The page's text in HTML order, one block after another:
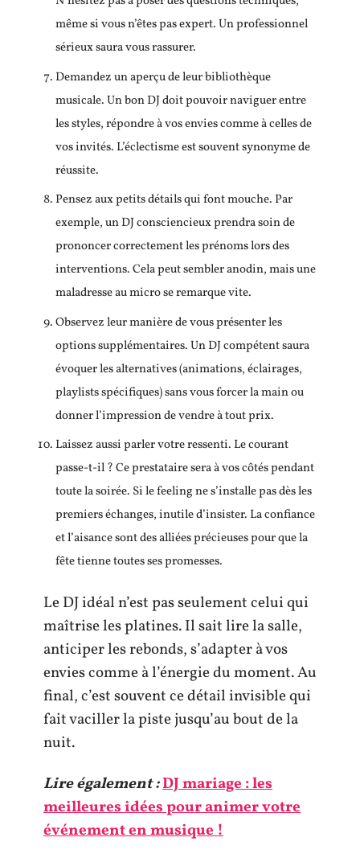
même si vous n’êtes pas expert. Un professionnel
sérieux saura vous rassurer.
Demandez un aperçu de leur bibliothèque
musicale. Un bon DJ doit pouvoir naviguer entre
les styles, répondre à vos envies comme à celles de
vos invités. L’éclectisme est souvent synonyme de
réussite.
Pensez aux petits détails qui font mouche. Par
exemple, un DJ consciencieux prendra soin de
prononcer correctement les prénoms lors des
interventions. Cela peut sembler anodin, mais une
maladresse au micro se remarque vite.
Observez leur manière de vous présenter les
options supplémentaires. Un DJ compétent saura
évoquer les alternatives (animations, éclairages,
playlists spécifiques) sans vous forcer la main ou
donner l’impression de vendre à tout prix.
Laissez aussi parler votre ressenti. Le courant
passe-t-il ? Ce prestataire sera à vos côtés pendant
toute la soirée. Si le feeling ne s’installe pas dès les
premiers échanges, inutile d’insister. La confiance
et l’aisance sont des alliées précieuses pour que la
fête tienne toutes ses promesses.
Le DJ idéal n’est pas seulement celui qui
maîtrise les platines. Il sait lire la salle,
anticiper les rebonds, s’adapter à vos
envies comme à l’énergie du moment. Au
final, c’est souvent ce détail invisible qui
fait vaciller la piste jusqu’au bout de la
nuit.
Lire également :DJ mariage : les
meilleures idées pour animer votre
événement en musique !